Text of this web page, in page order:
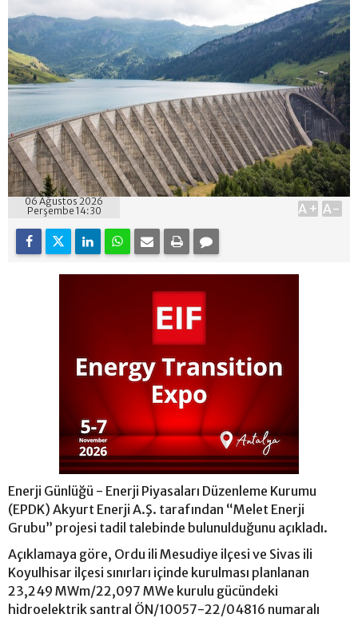
06 Ağustos 2026
Perşembe 14:30
A+ A-
Enerji Günlüğü - Enerji Piyasaları Düzenleme Kurumu
(EPDK) Akyurt Enerji A.Ş. tarafından “Melet Enerji
Grubu” projesi tadil talebinde bulunulduğunu açıkladı.
Açıklamaya göre, Ordu ili Mesudiye ilçesi ve Sivas ili
Koyulhisar ilçesi sınırları içinde kurulması planlanan
23,249 MWm/22,097 MWe kurulu gücündeki
hidroelektrik santral ÖN/10057-22/04816 numaralı